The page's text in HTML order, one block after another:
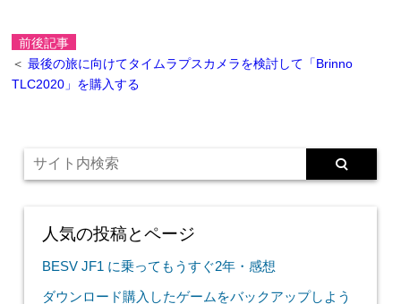
前後記事
＜最後の旅に向けてタイムラプスカメラを検討して「Brinno
TLC2020」を購入する
人気の投稿とページ
BESV JF1 に乗ってもうすぐ2年・感想
ダウンロード購入したゲームをバックアップしよう